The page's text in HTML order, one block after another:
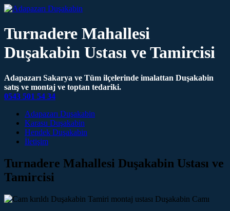
Turnadere Mahallesi
Duşakabin Ustası ve Tamircisi
Adapazarı Sakarya ve Tüm ilçelerinde imalattan Duşakabin
satış ve montaj ve toptan tedariki.
0543 501 54 34
Main Navigation
Adapazarı Duşakabin
Karasu Duşakabin
Hendek Duşakabin
İletişim
Turnadere Mahallesi Duşakabin Ustası ve
Tamircisi